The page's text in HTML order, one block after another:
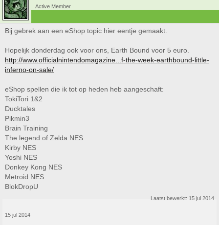
Active Member
Bij gebrek aan een eShop topic hier eentje gemaakt.
Hopelijk donderdag ook voor ons, Earth Bound voor 5 euro.
http://www.officialnintendomagazine...f-the-week-earthbound-little-
inferno-on-sale/
eShop spellen die ik tot op heden heb aangeschaft:
TokiTori 1&2
Ducktales
Pikmin3
Brain Training
The legend of Zelda NES
Kirby NES
Yoshi NES
Donkey Kong NES
Metroid NES
BlokDropU
Laatst bewerkt: 15 jul 2014
15 jul 2014